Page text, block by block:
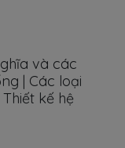
và các
| Các loại
kế hệ